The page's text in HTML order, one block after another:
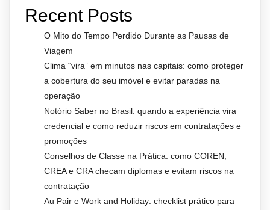
Recent Posts
O Mito do Tempo Perdido Durante as Pausas de
Viagem
Clima “vira” em minutos nas capitais: como proteger
a cobertura do seu imóvel e evitar paradas na
operação
Notório Saber no Brasil: quando a experiência vira
credencial e como reduzir riscos em contratações e
promoções
Conselhos de Classe na Prática: como COREN,
CREA e CRA checam diplomas e evitam riscos na
contratação
Au Pair e Work and Holiday: checklist prático para